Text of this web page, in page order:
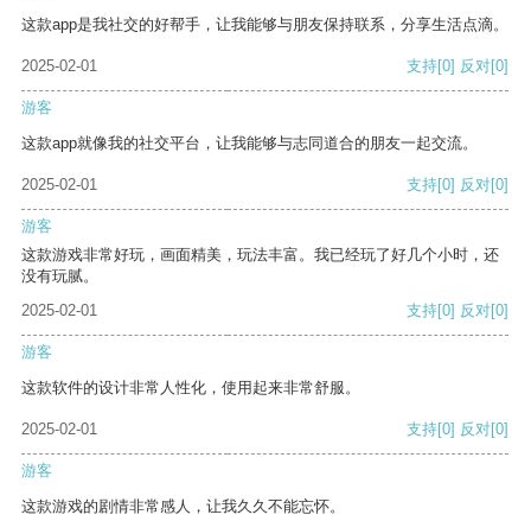
这款app是我社交的好帮手，让我能够与朋友保持联系，分享生活点滴。
2025-02-01 支持[0] 反对[0]
游客
这款app就像我的社交平台，让我能够与志同道合的朋友一起交流。
2025-02-01 支持[0] 反对[0]
游客
这款游戏非常好玩，画面精美，玩法丰富。我已经玩了好几个小时，还
没有玩腻。
2025-02-01
支持[0] 反对[0]
游客
这款软件的设计非常人性化，使用起来非常舒服。
2025-02-01 支持[0] 反对[0]
游客
这款游戏的剧情非常感人，让我久久不能忘怀。